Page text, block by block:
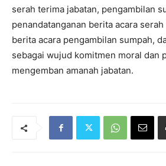
serah terima jabatan, pengambilan
penandatanganan berita acara
berita acara pengambilan sumpah,
sebagai wujud komitmen moral dan
mengemban amanah jabatan.